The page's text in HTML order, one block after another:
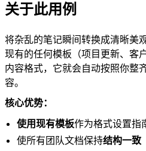
关于此用例
将杂乱的笔记瞬间转换成清晰美
现有的任何模板（项目更新、客
内容格式，它就会自动按照你整
容。
核心优势：
使用现有模板作为格式设置指
使所有团队文档保持结构一致